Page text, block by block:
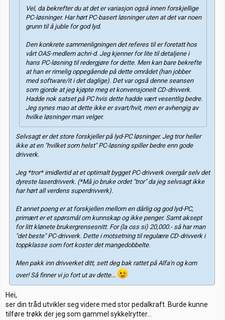
Vel, da bekrefter du at det er variasjon også innen forskjellige
PC-løsninger. Har hørt PC-basert løsninger uten at det var noen
grunn til å juble for god lyd.
Den konkrete sammenligningen det referes til er foretatt hos
vårt OAS-medlem achri-d. Jeg kjenner for lite til detaljene i
hans PC-løsning til redergjøre for dette. Men kan bare bekrefte
at han er rimelig oppegående på dette området (han jobber
med software/it i det daglige). Det var også denne seansen
som gjorde at jeg kjøpte meg et konvensjonelt CD-drivverk.
Hadde nok satset på PC hvis dette hadde vært vesentlig bedre.
Jeg synes mao at dette ikke er svart/hvit, men er avhengig av
hvilke løsninger man velger.
Selvsagt er det store forskjeller på lyd-PC løsninger. Jeg tror heller
ikke at en "hvilket som helst" PC-løsning spiller bedre enn gode
drivverk.
Jeg *tror* imidlertid at et optimalt bygget PC-drivverk overgår selv det
dyreste laserdrivverk. (*Må jo bruke ordet "tror" da jeg selvsagt ikke
har hørt all verdens superdrivverk).
Et annet poeng er at forskjellen mellom en dårlig og god lyd-PC,
primært er et spørsmål om kunnskap og ikke penger. Samt aksept
for litt klønete brukergrensesnitt. For (la oss si) 20,000.- så har man
"det beste" PC-drivverk. Dette i motsetning til regulære CD-drivverk i
toppklasse som fort koster det mangedobbelte.
Men pakk inn drivverket ditt, sett deg bak rattet på Alfa'n og kom
over! Så finner vi jo fort ut av dette...
Hei,
ser din tråd utvikler seg videre med stor pedalkraft. Burde kunne
tilføre trøkk der jeg som gammel sykkelrytter...